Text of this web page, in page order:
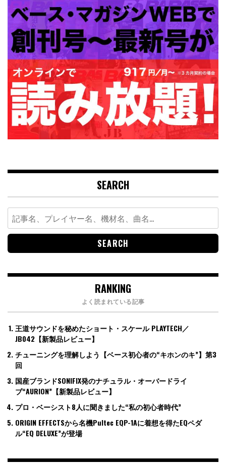
SEARCH
Search
for:
RANKING
よく読まれている記事
王道サウンドを秘めたショート・スケール PLAYTECH／
JB042【新製品レビュー】
チューニングを理解しよう【ベース初心者の“キホンのキ”】第3
回
国産ブランドSONIFIX発のナチュラル・オーバードライ
ブ“AURION”【新製品レビュー】
プロ・ベーシスト8人に聞きました“私の初心者時代”
ORIGIN EFFECTSから名機Pultec EQP-1Aに着想を得たEQペダ
ル“EQ DELUXE”が登場